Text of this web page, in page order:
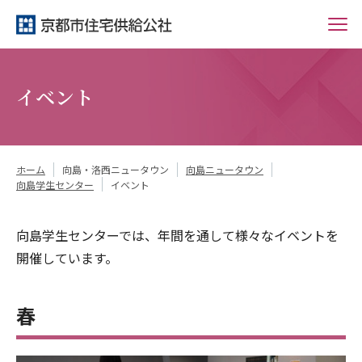
イベント
ホーム 向島・洛西ニュータウン
向島ニュータウン
向島学生センター
イベント
向島学生センターでは、年間を通して様々なイベントを
開催しています。
春